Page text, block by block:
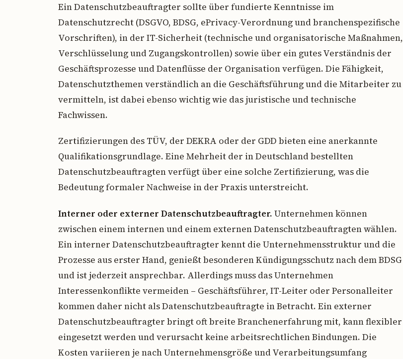
Ein Datenschutzbeauftragter sollte über fundierte Kenntnisse im
Datenschutzrecht (DSGVO, BDSG, ePrivacy-Verordnung und branchenspezifische
Vorschriften), in der IT-Sicherheit (technische und organisatorische Maßnahmen,
Verschlüsselung und Zugangskontrollen) sowie über ein gutes Verständnis der
Geschäftsprozesse und Datenflüsse der Organisation verfügen. Die Fähigkeit,
Datenschutzthemen verständlich an die Geschäftsführung und die Mitarbeiter zu
vermitteln, ist dabei ebenso wichtig wie das juristische und technische
Fachwissen.
Zertifizierungen des TÜV, der DEKRA oder der GDD bieten eine anerkannte
Qualifikationsgrundlage. Eine Mehrheit der in Deutschland bestellten
Datenschutzbeauftragten verfügt über eine solche Zertifizierung, was die
Bedeutung formaler Nachweise in der Praxis unterstreicht.
Interner oder externer Datenschutzbeauftragter. Unternehmen können
zwischen einem internen und einem externen Datenschutzbeauftragten wählen.
Ein interner Datenschutzbeauftragter kennt die Unternehmensstruktur und die
Prozesse aus erster Hand, genießt besonderen Kündigungsschutz nach dem BDSG
und ist jederzeit ansprechbar. Allerdings muss das Unternehmen
Interessenkonflikte vermeiden – Geschäftsführer, IT-Leiter oder Personalleiter
kommen daher nicht als Datenschutzbeauftragte in Betracht. Ein externer
Datenschutzbeauftragter bringt oft breite Branchenerfahrung mit, kann flexibler
eingesetzt werden und verursacht keine arbeitsrechtlichen Bindungen. Die
Kosten variieren je nach Unternehmensgröße und Verarbeitungsumfang